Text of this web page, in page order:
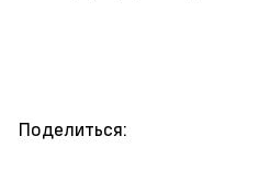
Поделиться: